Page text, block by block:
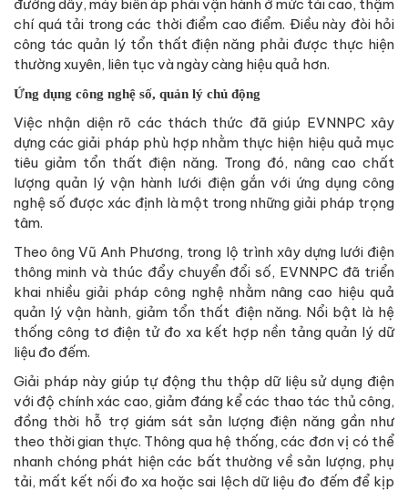
đường dây, máy biến áp phải vận hành ở mức tải cao, thậm
chí quá tải trong các thời điểm cao điểm. Điều này đòi hỏi
công tác quản lý tổn thất điện năng phải được thực hiện
thường xuyên, liên tục và ngày càng hiệu quả hơn.
Ứng dụng công nghệ số, quản lý chủ động
Việc nhận diện rõ các thách thức đã giúp EVNNPC xây
dựng các giải pháp phù hợp nhằm thực hiện hiệu quả mục
tiêu giảm tổn thất điện năng. Trong đó, nâng cao chất
lượng quản lý vận hành lưới điện gắn với ứng dụng công
nghệ số được xác định là một trong những giải pháp trọng
tâm.
Theo ông Vũ Anh Phương, trong lộ trình xây dựng lưới điện
thông minh và thúc đẩy chuyển đổi số, EVNNPC đã triển
khai nhiều giải pháp công nghệ nhằm nâng cao hiệu quả
quản lý vận hành, giảm tổn thất điện năng. Nổi bật là hệ
thống công tơ điện tử đo xa kết hợp nền tảng quản lý dữ
liệu đo đếm.
Giải pháp này giúp tự động thu thập dữ liệu sử dụng điện
với độ chính xác cao, giảm đáng kể các thao tác thủ công,
đồng thời hỗ trợ giám sát sản lượng điện năng gần như
theo thời gian thực. Thông qua hệ thống, các đơn vị có thể
nhanh chóng phát hiện các bất thường về sản lượng, phụ
tải, mất kết nối đo xa hoặc sai lệch dữ liệu đo đếm để kịp